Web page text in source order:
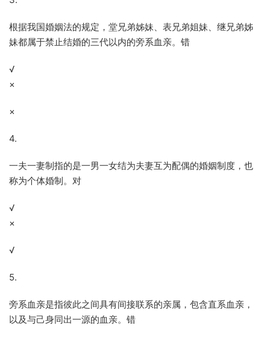
根据我国婚姻法的规定，堂兄弟姊妹、表兄弟姐妹、继兄弟姊
妹都属于禁止结婚的三代以内的旁系血亲。错
√
×
×
4.
一夫一妻制指的是一男一女结为夫妻互为配偶的婚姻制度，也
称为个体婚制。对
√
×
√
5.
旁系血亲是指彼此之间具有间接联系的亲属，包含直系血亲，
以及与己身同出一源的血亲。错